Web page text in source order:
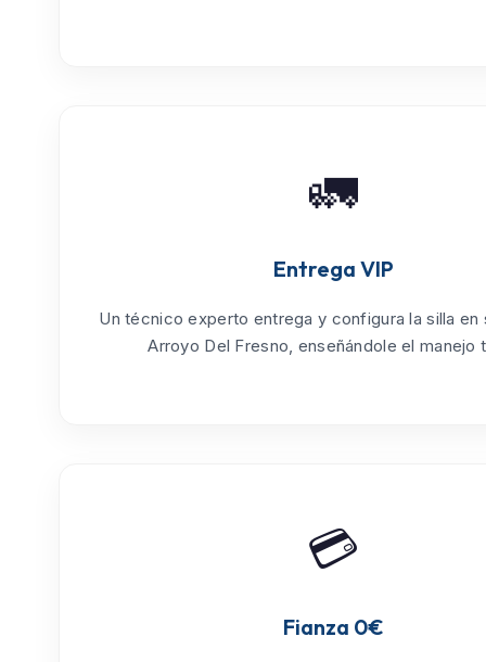
🚛
Entrega VIP
Un técnico experto entrega y configura la silla en
Arroyo Del Fresno, enseñándole el manejo
💳
Fianza 0€